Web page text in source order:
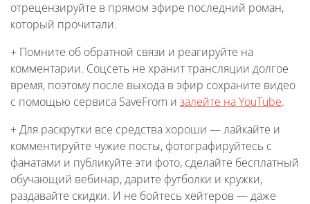
отрецензируйте в прямом эфире последний роман,
который прочитали.
+ Помните об обратной связи и реагируйте на
комментарии. Соцсеть не хранит трансляции долгое
время, поэтому после выхода в эфир сохраните видео
с помощью сервиса SaveFrom и залейте на YouTube.
+ Для раскрутки все средства хороши — лайкайте и
комментируйте чужие посты, фотографируйтесь с
фанатами и публикуйте эти фото, сделайте бесплатный
обучающий вебинар, дарите футболки и кружки,
раздавайте скидки. И не бойтесь хейтеров — даже